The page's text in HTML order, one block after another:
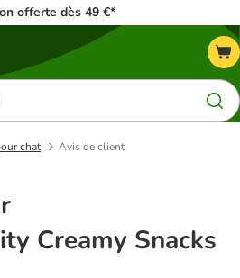
offerte dès 49 €*
chat Avis de client
Creamy Snacks